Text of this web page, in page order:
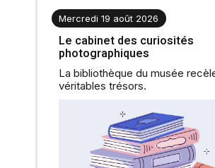
Mercredi 19 août 2026
Le cabinet des curiosités
photographiques
La bibliothèque du musée
véritables trésors.